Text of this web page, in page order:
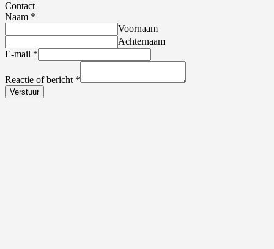
Contact
Naam *
Voornaam
Achternaam
E-mail *
Reactie of bericht *
Verstuur